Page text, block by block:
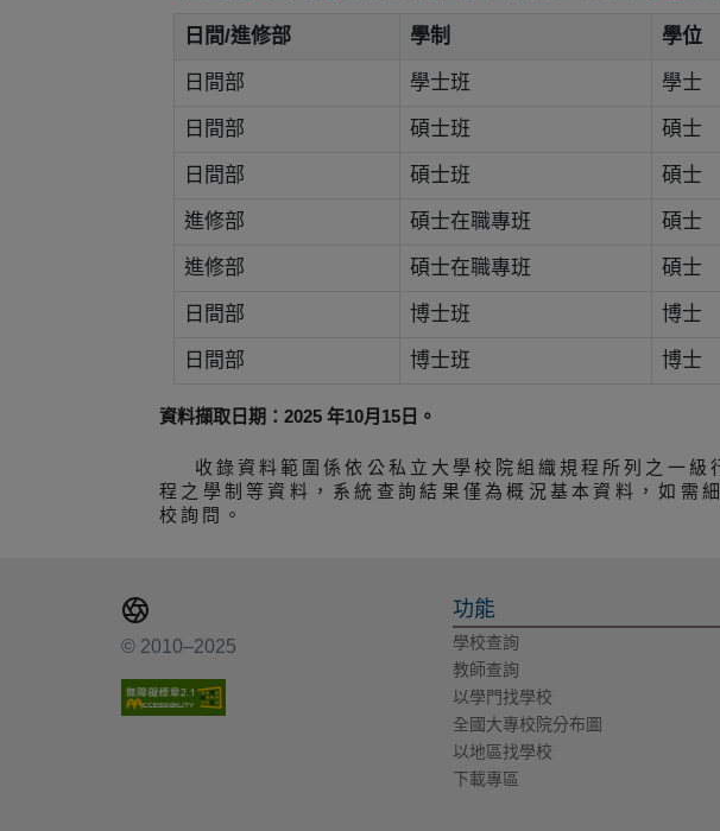
日間/進修部 學制 學位
日間部 學士班 學士
日間部 碩士班 碩士
日間部 碩士班 碩士
進修部 碩士在職專班 碩士
進修部 碩士在職專班 碩士
日間部 博士班 博士
日間部 博士班 博士
資料擷取日期：2025 年10月15日。
收錄資料範圍係依公私立大學校院組織規程所列之一
程之學制等資料，系統查詢結果僅為概況基本資料，如需
校詢問。
© 2010–2025
功能
學校查詢
教師查詢
以學門找學校
全國大專校院分布圖
以地區找學校
下載專區